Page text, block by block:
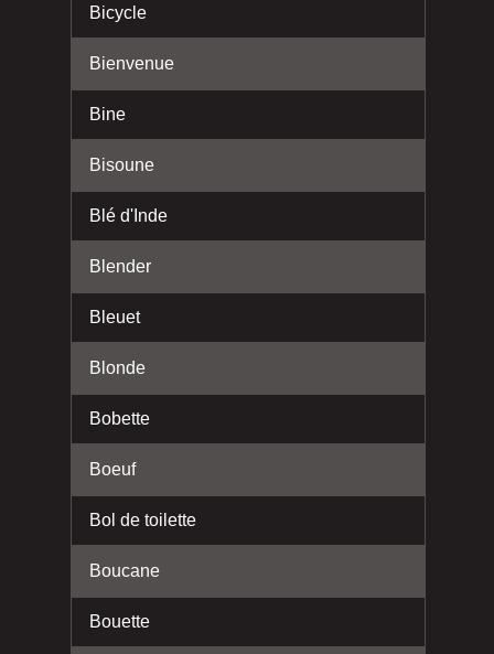
Bicycle
Bienvenue
Bine
Bisoune
Blé d'Inde
Blender
Bleuet
Blonde
Bobette
Boeuf
Bol de toilette
Boucane
Bouette